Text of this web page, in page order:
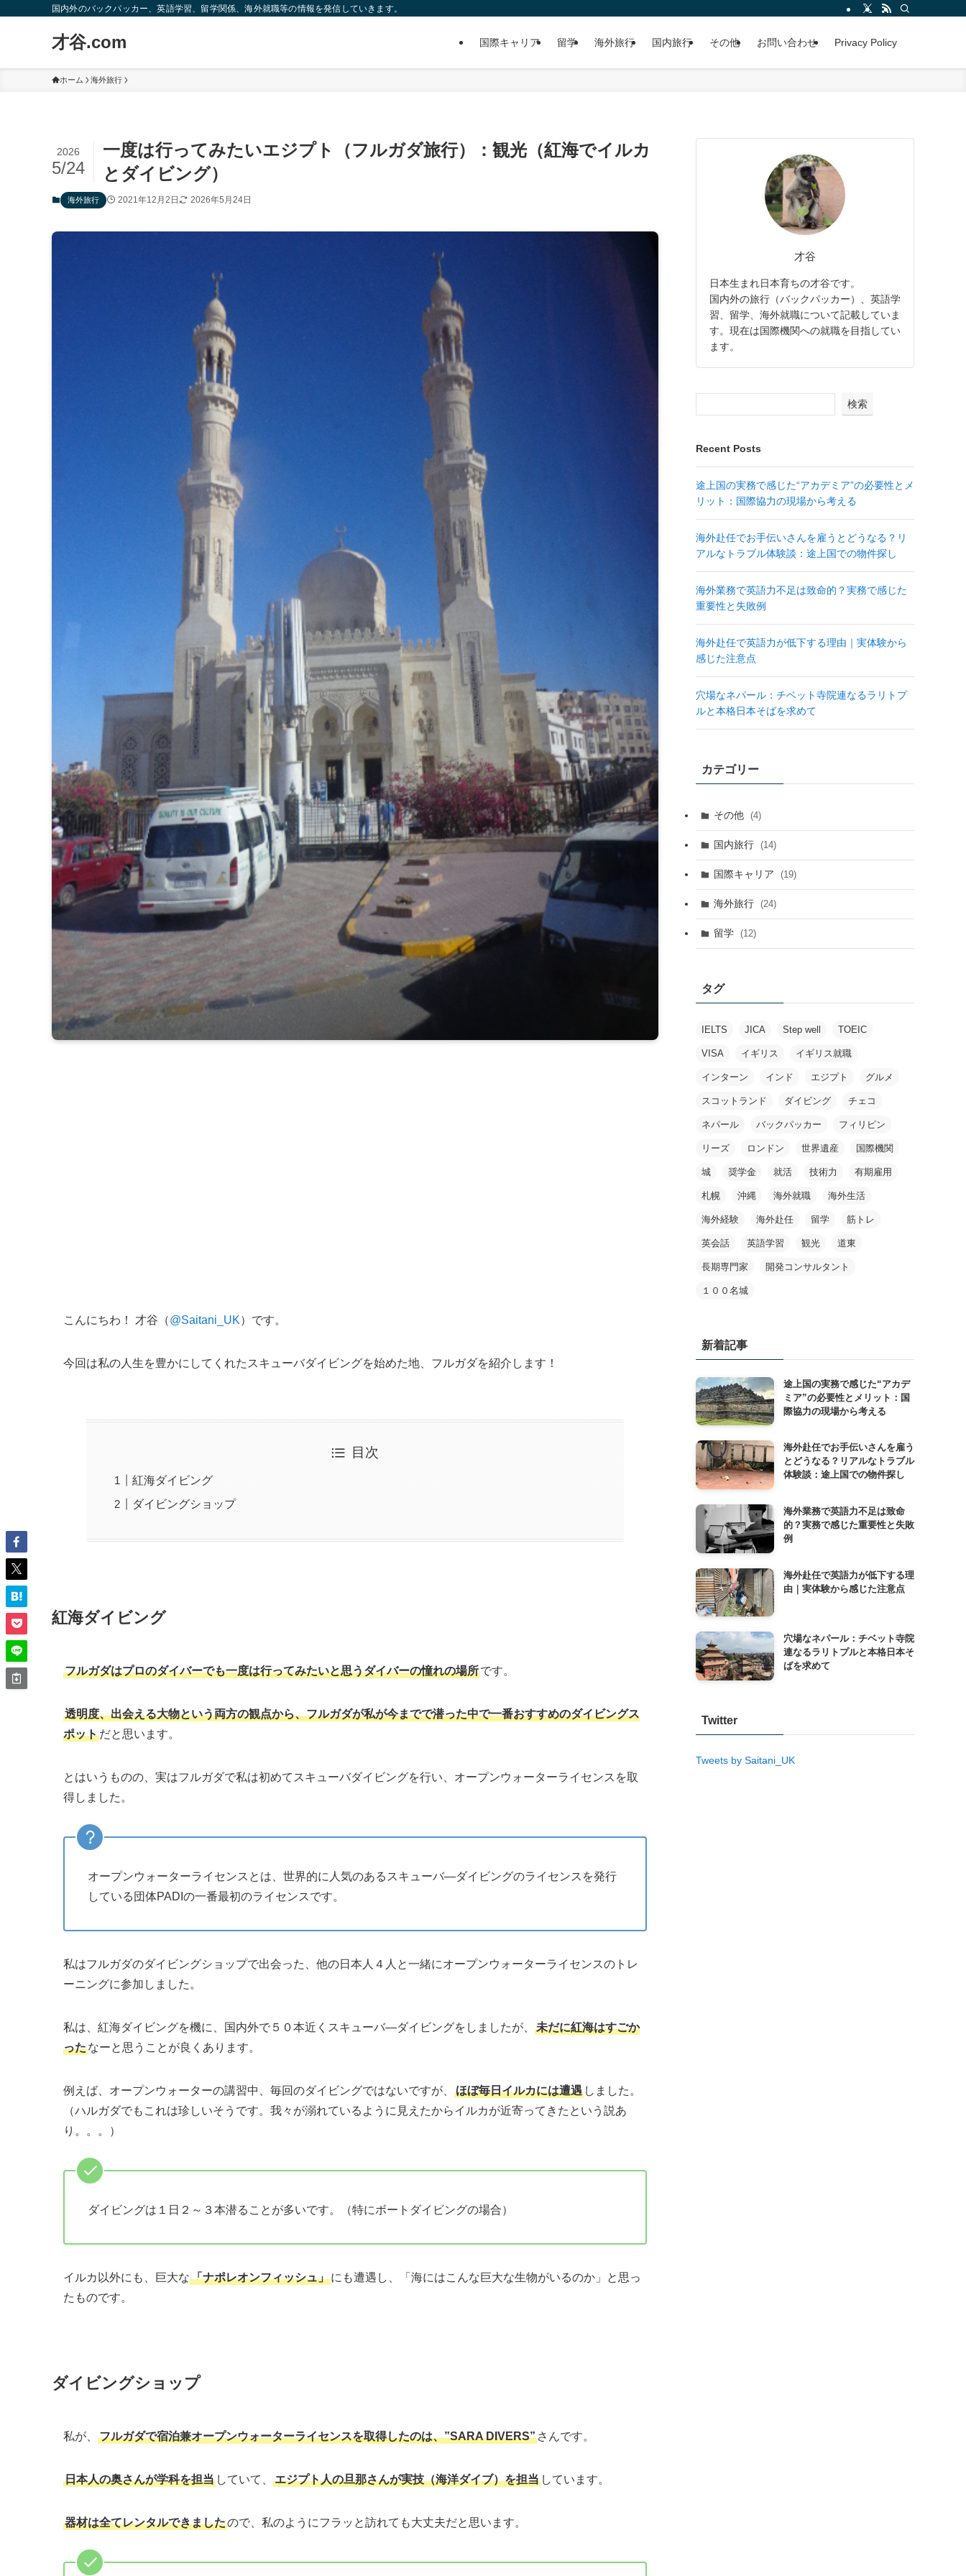
国内外のバックパッカー、英語学習、留学関係、海外就職等の情報を発信していきます。
才谷.com 国際キャリア 留学 海外旅行 国内旅行 その他 お問い合わせ Privacy Policy
ホーム 海外旅行
一度は行ってみたいエジプト（フルガダ旅行）：観光（紅海でイルカ
とダイビング）
2026
5/24
海外旅行 2021年12月2日 2026年5月24日
こんにちわ！ 才谷（@Saitani_UK）です。
今回は私の人生を豊かにしてくれたスキューバダイビングを始めた地、フルガダを紹介します！
目次
紅海ダイビング
ダイビングショップ
紅海ダイビング
フルガダはプロのダイバーでも一度は行ってみたいと思うダイバーの憧れの場所です。
透明度、出会える大物という両方の観点から、フルガダが私が今までで潜った中で一番おすすめのダイビングス
ポットだと思います。
とはいうものの、実はフルガダで私は初めてスキューバダイビングを行い、オープンウォーターライセンスを取
得しました。
オープンウォーターライセンスとは、世界的に人気のあるスキューバ―ダイビングのライセンスを発行
している団体PADIの一番最初のライセンスです。
私はフルガダのダイビングショップで出会った、他の日本人４人と一緒にオープンウォーターライセンスのトレ
ーニングに参加しました。
私は、紅海ダイビングを機に、国内外で５０本近くスキューバ―ダイビングをしましたが、
未だに紅海はすごか
ったなーと思うことが良くあります。
例えば、オープンウォーターの講習中、毎回のダイビングではないですが、 ほぼ毎日イルカには遭遇 しました。
（ハルガダでもこれは珍しいそうです。我々が溺れているように見えたからイルカが近寄ってきたという説あ
り。。。）
ダイビングは１日２～３本潜ることが多いです。（特にボートダイビングの場合）
イルカ以外にも、巨大な「ナポレオンフィッシュ」にも遭遇し、「海にはこんな巨大な生物がいるのか」と思っ
たものです。
ダイビングショップ
私が、 フルガダで宿泊兼オープンウォーターライセンスを取得したのは、”SARA DIVERS” さんです。
日本人の奥さんが学科を担当 していて、 エジプト人の旦那さんが実技（海洋ダイブ）を担当 しています。
器材は全てレンタルできましたので、私のようにフラッと訪れても大丈夫だと思います。
才谷
日本生まれ日本育ちの才谷です。
国内外の旅行（バックパッカー）、英語学
習、留学、海外就職について記載していま
す。現在は国際機関への就職を目指してい
ます。
検索
Recent Posts
途上国の実務で感じた“アカデミア”の必要性とメ
リット：国際協力の現場から考える
海外赴任でお手伝いさんを雇うとどうなる？リ
アルなトラブル体験談：途上国での物件探し
海外業務で英語力不足は致命的？実務で感じた
重要性と失敗例
海外赴任で英語力が低下する理由｜実体験から
感じた注意点
穴場なネパール：チベット寺院連なるラリトプ
ルと本格日本そばを求めて
カテゴリー
その他 (4)
国内旅行 (14)
国際キャリア (19)
海外旅行 (24)
留学 (12)
タグ
IELTS JICA Step well TOEIC
VISA イギリス イギリス就職
インターン インド エジプト グルメ
スコットランド ダイビング チェコ
ネパール バックパッカー フィリピン
リーズ ロンドン 世界遺産 国際機関
城 奨学金 就活 技術力 有期雇用
札幌 沖縄 海外就職 海外生活
海外経験 海外赴任 留学 筋トレ
英会話 英語学習 観光 道東
長期専門家 開発コンサルタント
１００名城
新着記事
途上国の実務で感じた“アカデ
ミア”の必要性とメリット：国
際協力の現場から考える
海外赴任でお手伝いさんを雇う
とどうなる？リアルなトラブル
体験談：途上国での物件探し
海外業務で英語力不足は致命
的？実務で感じた重要性と失敗
例
海外赴任で英語力が低下する理
由｜実体験から感じた注意点
穴場なネパール：チベット寺院
連なるラリトプルと本格日本そ
ばを求めて
Twitter
Tweets by Saitani_UK